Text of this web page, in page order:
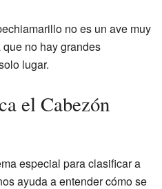
no es un ave muy
no hay grandes
lugar.
el Cabezón
especial para clasificar a
ayuda a entender cómo se